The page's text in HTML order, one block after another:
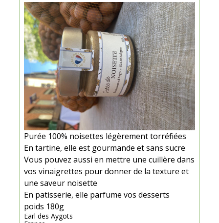
Purée 100% noisettes légèrement torréfiées
En tartine, elle est gourmande et sans sucre
Vous pouvez aussi en mettre une cuillère dans
vos vinaigrettes pour donner de la texture et
une saveur noisette
En patisserie, elle parfume vos desserts
poids 180g
Earl des Aygots